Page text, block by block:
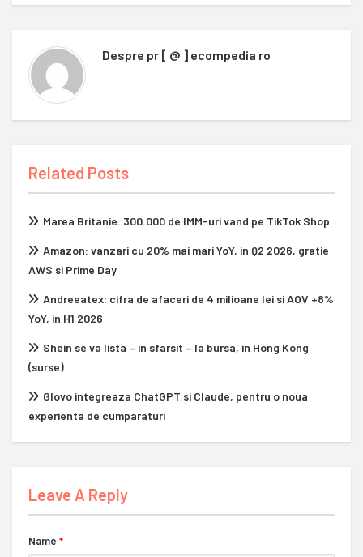
Despre pr [ @ ] ecompedia ro
Related Posts
Marea Britanie: 300.000 de IMM-uri vand pe TikTok Shop
Amazon: vanzari cu 20% mai mari YoY, in Q2 2026, gratie
AWS si Prime Day
Andreeatex: cifra de afaceri de 4 milioane lei si AOV +8%
YoY, in H1 2026
Shein se va lista – in sfarsit – la bursa, in Hong Kong
(surse)
Glovo integreaza ChatGPT si Claude, pentru o noua
experienta de cumparaturi
Leave A Reply
Name *